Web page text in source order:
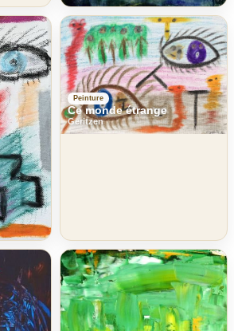
Peinture
Ce monde étrange
Geritzen